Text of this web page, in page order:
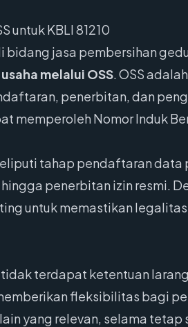
untuk KBLI 81210
bidang jasa pembersihan
melalui OSS. OSS
penerbitan, dan
memperoleh Nomor Induk
tahap pendaftaran data
penerbitan izin resmi.
untuk memastikan
terdapat ketentuan
fleksibilitas bagi
yang relevan, selama